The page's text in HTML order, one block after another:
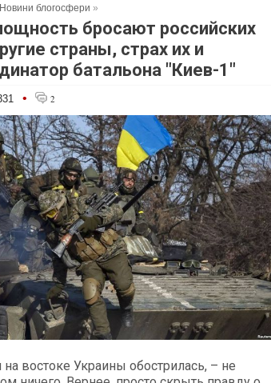
Новини блогосфери »
бросают российских
страны, страх их и
батальона "Киев-1"
• 2
на востоке Украины обострилась, – не